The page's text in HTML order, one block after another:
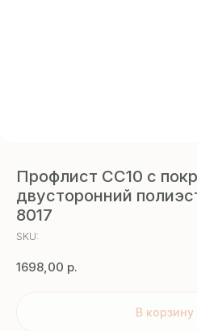
Профлист СС10 с
двусторонний
8017
SKU:
1698,00 р.
В корзину